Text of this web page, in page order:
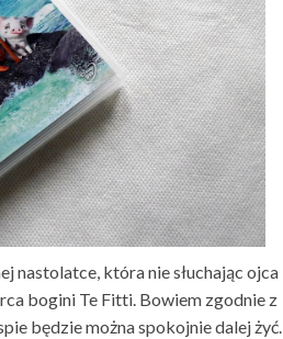
nastolatce, która nie słuchając ojca
bogini Te Fitti. Bowiem zgodnie z
będzie można spokojnie dalej żyć.